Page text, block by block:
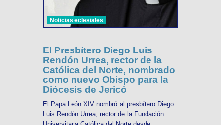
Noticias eclesiales
El Presbítero Diego Luis
Rendón Urrea, rector de la
Católica del Norte, nombrado
como nuevo Obispo para la
Diócesis de Jericó
El Papa León XIV nombró al presbítero Diego
Luis Rendón Urrea, rector de la Fundación